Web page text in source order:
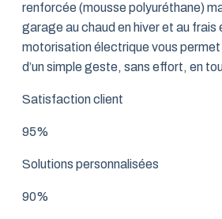
renforcée (mousse polyuréthane)
garage au chaud en hiver et au frais
motorisation électrique vous permet
d’un simple geste, sans effort, en
Satisfaction client
95%
Solutions personnalisées
90%